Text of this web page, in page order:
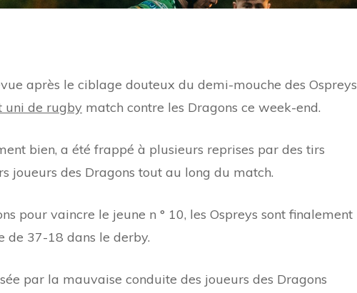
après le ciblage douteux du demi-mouche des Ospreys
uni de rugby match contre les Dragons ce week-end.
bien, a été frappé à plusieurs reprises par des tirs
joueurs des Dragons tout au long du match.
pour vaincre le jeune n ° 10, les Ospreys sont finalement
de 37-18 dans le derby.
par la mauvaise conduite des joueurs des Dragons